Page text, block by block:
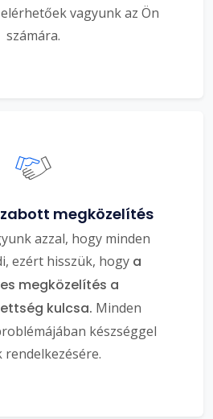
vagyunk az Ön
számára.
megközelítés
azzal, hogy minden
ezért hisszük, hogy a
megközelítés a
kulcsa. Minden
készséggel
rendelkezésére.